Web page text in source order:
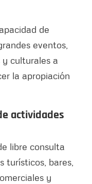
de
eventos,
culturales a
la apropiación
actividades
libre consulta
turísticos, bares,
y